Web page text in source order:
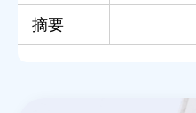
摘要